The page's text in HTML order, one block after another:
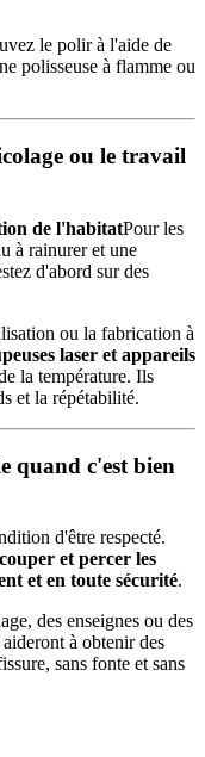
le polir à l'aide de
polisseuse à flamme ou
ou le travail
de l'habitatPour les
à rainurer et une
d'abord sur des
ou la fabrication à
laser et appareils
la température. Ils
et la répétabilité.
quand c'est bien
d'être respecté.
couper et percer les
et en toute sécurité.
des enseignes ou des
à obtenir des
sans fonte et sans